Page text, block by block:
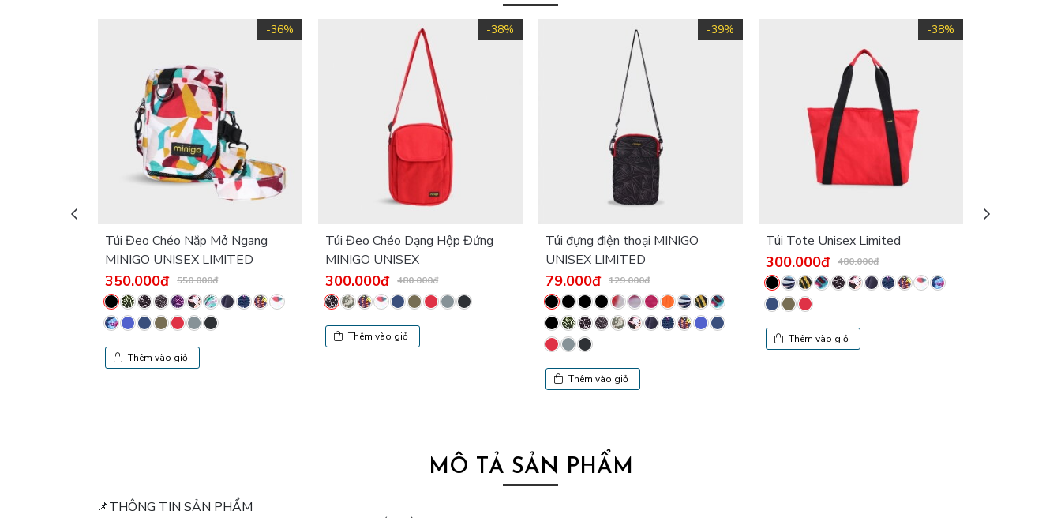
-36%
Túi Đeo Chéo Nắp Mở Ngang
MINIGO UNISEX LIMITED
350.000đ 550.000đ
Thêm vào giỏ
-38%
Túi Đeo Chéo Dạng Hộp Đứng
MINIGO UNISEX
300.000đ 480.000đ
Thêm vào giỏ
-39%
Túi đựng điện thoại MINIGO
UNISEX LIMITED
79.000đ 129.000đ
Thêm vào giỏ
-38%
Túi Tote Unisex Limited
300.000đ 480.000đ
Thêm vào giỏ
MÔ TẢ SẢN PHẨM
📌THÔNG TIN SẢN PHẨM